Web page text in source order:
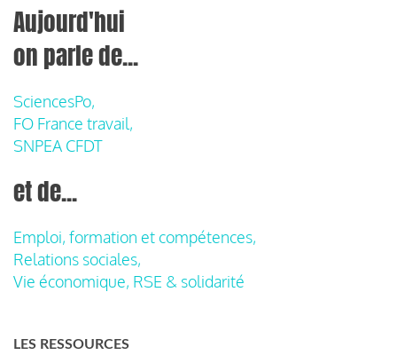
Aujourd'hui
on parle de...
SciencesPo,
FO France travail,
SNPEA CFDT
et de...
Emploi, formation et compétences,
Relations sociales,
Vie économique, RSE & solidarité
LES RESSOURCES